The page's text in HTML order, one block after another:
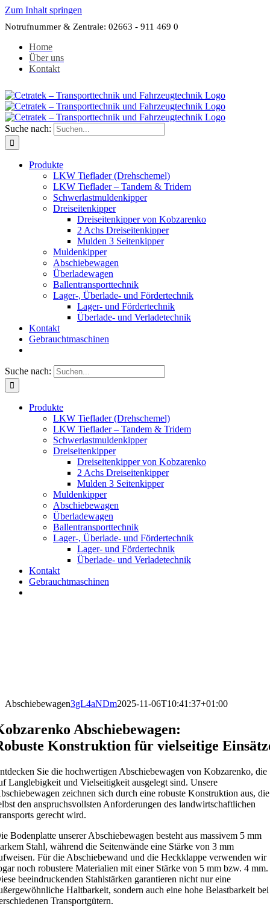
Zum Inhalt springen
Notrufnummer & Zentrale: 02663 - 911 469 0
Home
Über uns
Kontakt
Suche nach:
Produkte
LKW Tieflader (Drehschemel)
LKW Tieflader – Tandem & Tridem
Schwerlastmuldenkipper
Dreiseitenkipper
Dreiseitenkipper von Kobzarenko
2 Achs Dreiseitenkipper
Mulden 3 Seitenkipper
Muldenkipper
Abschiebewagen
Überladewagen
Ballentransporttechnik
Lager-, Überlade- und Fördertechnik
Lager- und Fördertechnik
Überlade- und Verladetechnik
Kontakt
Gebrauchtmaschinen
Suche nach:
Produkte
LKW Tieflader (Drehschemel)
LKW Tieflader – Tandem & Tridem
Schwerlastmuldenkipper
Dreiseitenkipper
Dreiseitenkipper von Kobzarenko
2 Achs Dreiseitenkipper
Mulden 3 Seitenkipper
Muldenkipper
Abschiebewagen
Überladewagen
Ballentransporttechnik
Lager-, Überlade- und Fördertechnik
Lager- und Fördertechnik
Überlade- und Verladetechnik
Kontakt
Gebrauchtmaschinen
Abschiebewagen3gL4aNDm2025-11-06T10:41:37+01:00
Abschiebewagen:
Konstruktion für vielseitige
Sie die hochwertigen Abschiebewagen von Kobzarenko, die
Langlebigkeit und Vielseitigkeit ausgelegt sind. Unsere
zeichnen sich durch eine robuste Konstruktion aus, die
den anspruchsvollsten Anforderungen des landwirtschaftlichen
gerecht wird.
Bodenplatte unserer Abschiebewagen besteht aus massivem 5 mm
Stahl, während die Seitenwände eine Stärke von 3 mm
Für die Abschiebewand und die Heckklappe verwenden wir
noch robustere Materialien mit einer Stärke von 5 mm bzw. 4 mm.
beeindruckenden Stahlstärken garantieren nicht nur eine
Haltbarkeit, sondern auch eine hohe Belastbarkeit bei
Transportgütern.